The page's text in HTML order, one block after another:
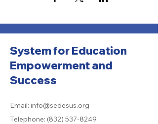
System for Education
Empowerment and
Success
Email: info@sedesus.org
Telephone: (832) 537-8249